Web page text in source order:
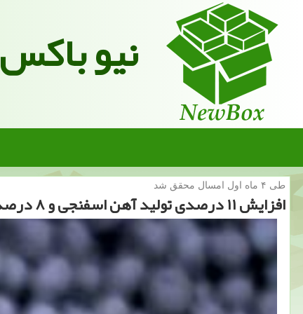
نیو باکس
طی ۴ ماه اول امسال محقق شد
افزایش ۱۱ درصدی تولید آهن اسفنجی و ۸ درصدی تولید فولاد خام